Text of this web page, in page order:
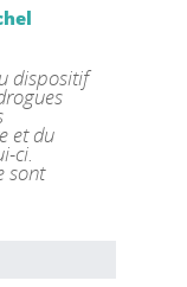
dispositif
et du
ci.
sont